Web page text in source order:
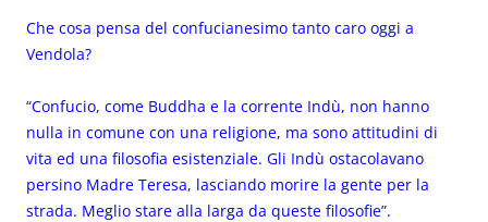
Che cosa pensa del confucianesimo tanto caro oggi a
Vendola?
“Confucio, come Buddha e la corrente Indù, non hanno
nulla in comune con una religione, ma sono attitudini di
vita ed una filosofia esistenziale. Gli Indù ostacolavano
persino Madre Teresa, lasciando morire la gente per la
strada. Meglio stare alla larga da queste filosofie”.